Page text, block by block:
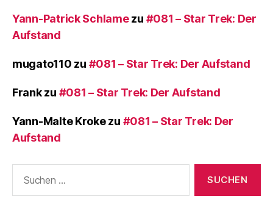
Yann-Patrick Schlamezu #081 – Star Trek: Der
Aufstand
mugato110 zu #081 – Star Trek: Der Aufstand
Frankzu #081 – Star Trek: Der Aufstand
Yann-Malte Krokezu #081 – Star Trek: Der
Aufstand
nach: